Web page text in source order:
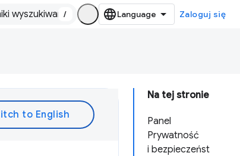
/ Zaloguj się
Na tej stronie
Panel
Prywatność
i bezpieczeńst